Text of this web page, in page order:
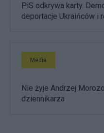
PiS odkrywa karty.
deportacje Ukraińców i
Media
Nie żyje Andrzej
dziennikarza